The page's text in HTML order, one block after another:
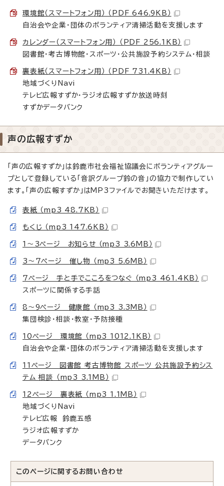
環境館（スマートフォン用） （PDF 646.9KB）
自治会や企業・団体のボランティア清掃活動を支援します
カレンダー（スマートフォン用） （PDF 256.1KB）
図書館・考古博物館・スポーツ・公共施設予約システム・相談
裏表紙（スマートフォン用） （PDF 731.4KB）
地域づくりNavi
テレビ広報すずか・ラジオ広報すずか放送時刻
すずかデータバンク
声の広報すずか
「声の広報すずか」は鈴鹿市社会福祉協議会にボランティアグルー
プとして登録している「音訳グループ鈴の音」の協力で制作してい
ます。「声の広報すずか」はMP3ファイルでお聞きいただけます。
表紙 （mp3 48.7KB）
もくじ （mp3 147.6KB）
1～3ページ お知らせ （mp3 3.6MB）
3～7ページ 催し物 （mp3 5.6MB）
7ページ 手と手でこころをつなぐ （mp3 461.4KB）
スポーツに関係する手話
8～9ページ 健康館 （mp3 3.3MB）
集団検診・相談・教室・予防接種
10ページ 環境館 （mp3 1012.1KB）
自治会や企業・団体のボランティア清掃活動を支援します
11ページ 図書館 考古博物館 スポーツ 公共施設予約シス
テム 相談 （mp3 3.1MB）
12ページ 裏表紙 （mp3 1.1MB）
地域づくりNavi
テレビ広報 鈴鹿五感
ラジオ広報すずか
データバンク
このページに関する お問い合わせ